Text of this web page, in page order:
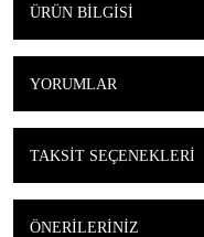
ÜRÜN BILGISI
YORUMLAR
TAKSIT SEÇENEKLERI
ÖNERILERINIZ